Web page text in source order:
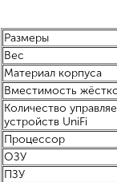
Размеры
Вес
Материал корпуса
Вместимость
Количество
устройств UniFi
Процессор
ОЗУ
ПЗУ